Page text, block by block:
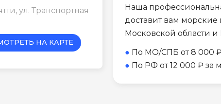
ул. Транспортная
НА КАРТЕ
Наша
доставит вам
Московской области
● По МО/СПБ от 8 000 ₽
● По РФ от 12 000 ₽ за